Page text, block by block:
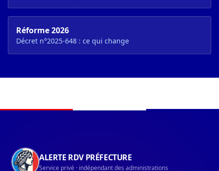
Réforme 2026
Décret n°2025-648 : ce qui change
ALERTE RDV PRÉFECTURE
Service privé · indépendant des administrations